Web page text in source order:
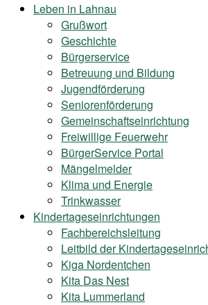
Leben in Lahnau
Grußwort
Geschichte
Bürgerservice
Betreuung und Bildung
Jugendförderung
Seniorenförderung
Gemeinschaftseinrichtung
Freiwillige Feuerwehr
BürgerService Portal
Mängelmelder
Klima und Energie
Trinkwasser
Kindertageseinrichtungen
Fachbereichsleitung
Leitbild der
Kiga Nordentchen
Kita Das Nest
Kita Lummerland